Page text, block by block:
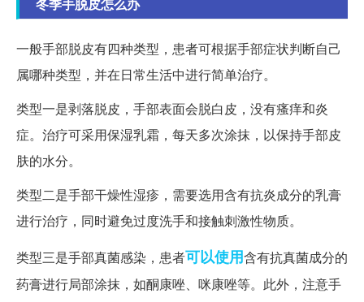
一般手部脱皮有四种类型，患者可根据手部症状判断自己
属哪种类型，并在日常生活中进行简单治疗。
类型一是剥落脱皮，手部表面会脱白皮，没有瘙痒和炎
症。治疗可采用保湿乳霜，每天多次涂抹，以保持手部皮
肤的水分。
类型二是手部干燥性湿疹，需要选用含有抗炎成分的乳膏
进行治疗，同时避免过度洗手和接触刺激性物质。
类型三是手部真菌感染，患者可以使用含有抗真菌成分的
药膏进行局部涂抹，如酮康唑、咪康唑等。此外，注意手